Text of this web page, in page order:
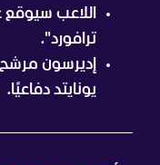
اللاعب
ترافورد".
إديرسون
يونايتد دفاعيًا.